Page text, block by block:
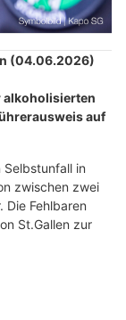
(04.06.2026)
alkoholisierten
auf
in
zwischen zwei
Die Fehlbaren
St.Gallen zur